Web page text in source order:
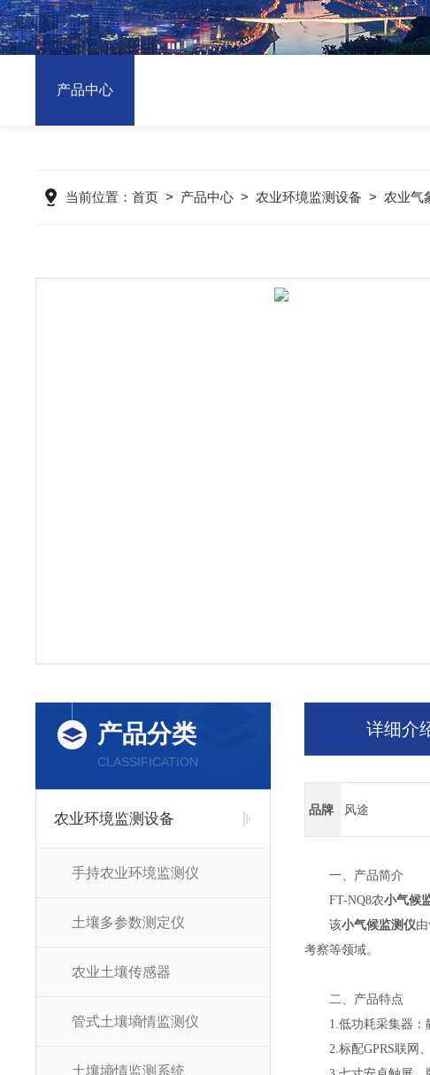
产品中心
当前位置：首页 > 产品中心 >农业环境监测设备 >农业气
产品分类
CLASSIFICATION
农业环境监测设备
手持农业环境监测仪
土壤多参数测定仪
农业土壤传感器
管式土壤墒情监测仪
土壤墒情监测系统
详细介
品牌 风途
一、产品简介
FT-NQ8农小气候
该小气候监测仪由
考察等领域。
二、产品特点
1.低功耗采集器：
2.标配GPRS联网